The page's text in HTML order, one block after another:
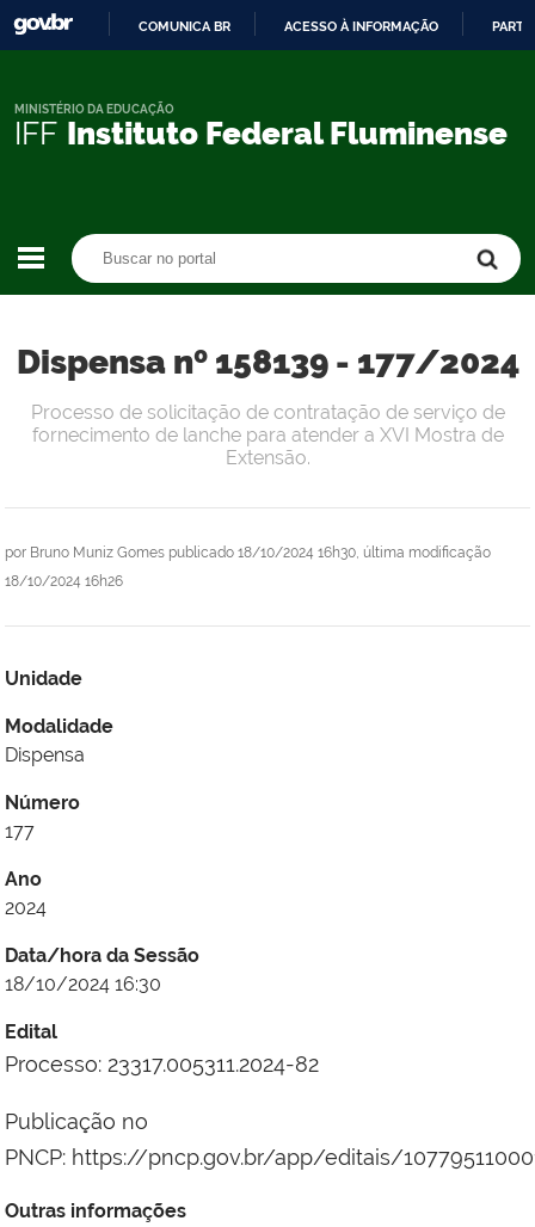
CONTEÚDO
COMUNICA BR ACESSO À INFORMAÇÃO
IFF Instituto Federal Fluminense
MINISTÉRIO DA EDUCAÇÃO
Dispensa nº 158139 - 177/2024
por Bruno Muniz Gomes publicado 18/10/2024 16h30, última modificação
18/10/2024 16h26
Processo de solicitação de contratação de serviço de
fornecimento de lanche para atender a XVI Mostra de
Extensão.
Unidade
Modalidade
Dispensa
Número
177
Ano
2024
Data/hora da Sessão
18/10/2024 16:30
Edital
Processo: 23317.005311.2024-82
Publicação no
PNCP: https://pncp.gov.br/app/editais/
Outras informações